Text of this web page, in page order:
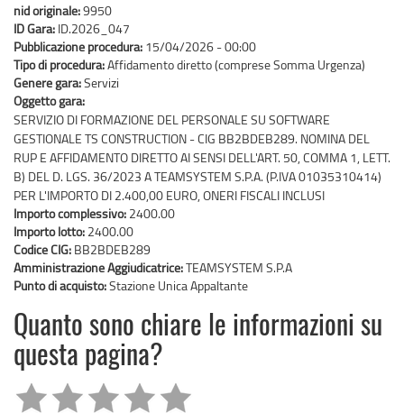
nid originale:9950
ID Gara: ID.2026_047
Pubblicazione procedura: 15/04/2026 - 00:00
Tipo di procedura:Affidamento diretto (comprese Somma Urgenza)
Genere gara:Servizi
Oggetto gara:
SERVIZIO DI FORMAZIONE DEL PERSONALE SU SOFTWARE
GESTIONALE TS CONSTRUCTION - CIG BB2BDEB289. NOMINA DEL
RUP E AFFIDAMENTO DIRETTO AI SENSI DELL'ART. 50, COMMA 1, LETT.
B) DEL D. LGS. 36/2023 A TEAMSYSTEM S.P.A. (P.IVA 01035310414)
PER L'IMPORTO DI 2.400,00 EURO, ONERI FISCALI INCLUSI
Importo complessivo: 2400.00
Importo lotto: 2400.00
Codice CIG: BB2BDEB289
Amministrazione Aggiudicatrice:TEAMSYSTEM S.P.A
Punto di acquisto:Stazione Unica Appaltante
Quanto sono chiare le informazioni su
questa pagina?